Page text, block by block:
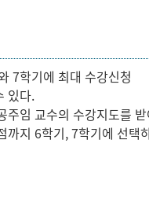
7학기에 최대 수강신청
있다.
주임 교수의 수강지도를
까지 6학기, 7학기에 선택